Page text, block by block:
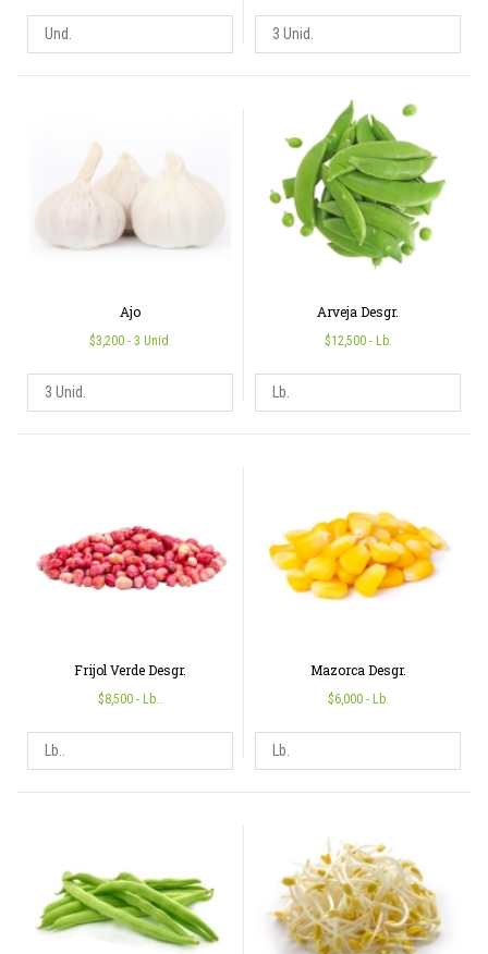
Ajo
$3,200 - 3 Unid.
Arveja Desgr.
$12,500 - Lb.
Frijol Verde Desgr.
$8,500 - Lb..
Mazorca Desgr.
$6,000 - Lb.